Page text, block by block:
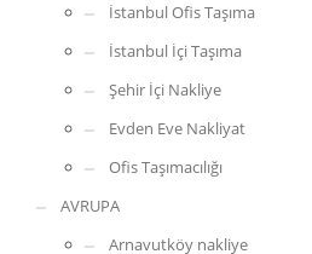
İstanbul Ofis Taşıma
İstanbul İçi Taşıma
Şehir İçi Nakliye
Evden Eve Nakliyat
Ofis Taşımacılığı
AVRUPA
Arnavutköy nakliye